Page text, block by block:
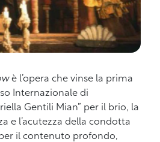
è l’opera che vinse la prima
Internazionale di
Gentili Mian” per il brio, la
e l’acutezza della condotta
il contenuto profondo,